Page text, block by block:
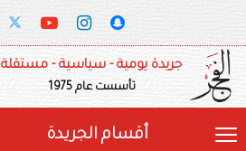
جريدة يومية - سياسية - مستقلة
تأسست عام 1975
أقسام الجريدة